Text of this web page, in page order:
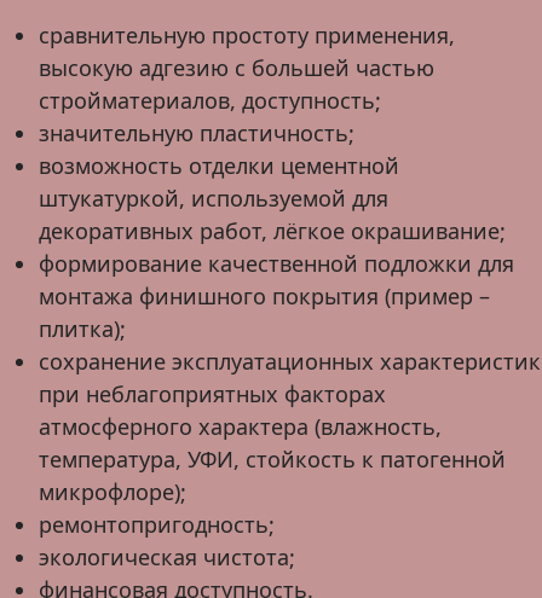
сравнительную простоту применения,
высокую адгезию с большей частью
стройматериалов, доступность;
значительную пластичность;
возможность отделки цементной
штукатуркой, используемой для
декоративных работ, лёгкое окрашивание;
формирование качественной подложки для
монтажа финишного покрытия (пример –
плитка);
сохранение эксплуатационных характеристик
при неблагоприятных факторах
атмосферного характера (влажность,
температура, УФИ, стойкость к патогенной
микрофлоре);
ремонтопригодность;
экологическая чистота;
финансовая доступность.